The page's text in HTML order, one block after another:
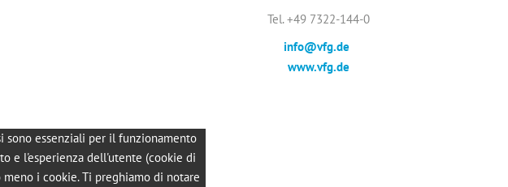
Tel. +49 7322-144-0
info@vfg.de
www.vfg.de
sono essenziali per il funzionamento
e l'esperienza dell'utente (cookie di
i cookie. Ti preghiamo di notare